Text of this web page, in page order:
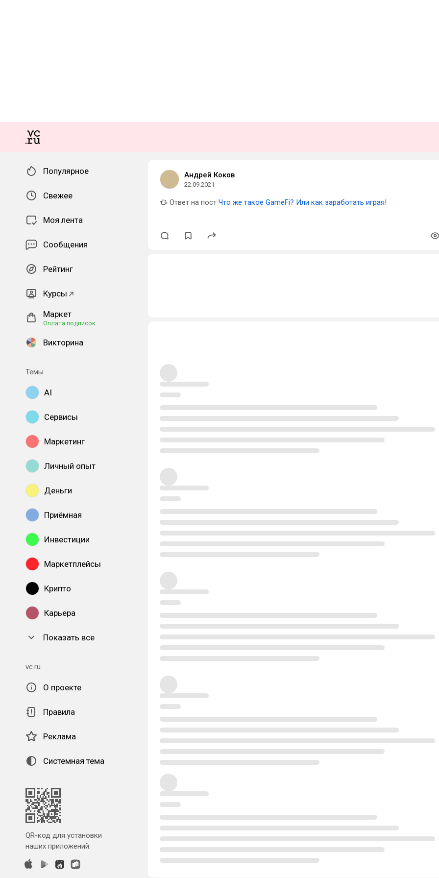
Популярное
Свежее
Моя лента
Сообщения
Рейтинг
Курсы
Маркет
Оплата подписок
Викторина
Темы
AI
Сервисы
Маркетинг
Личный опыт
Деньги
Приёмная
Инвестиции
Маркетплейсы
Крипто
Карьера
Показать все
vc.ru
О проекте
Правила
Реклама
Системная тема
QR-код для установки
наших приложений.
Андрей Коков
22.09.2021
Ответ на пост Что же такое GameFi? Или как заработать играя!